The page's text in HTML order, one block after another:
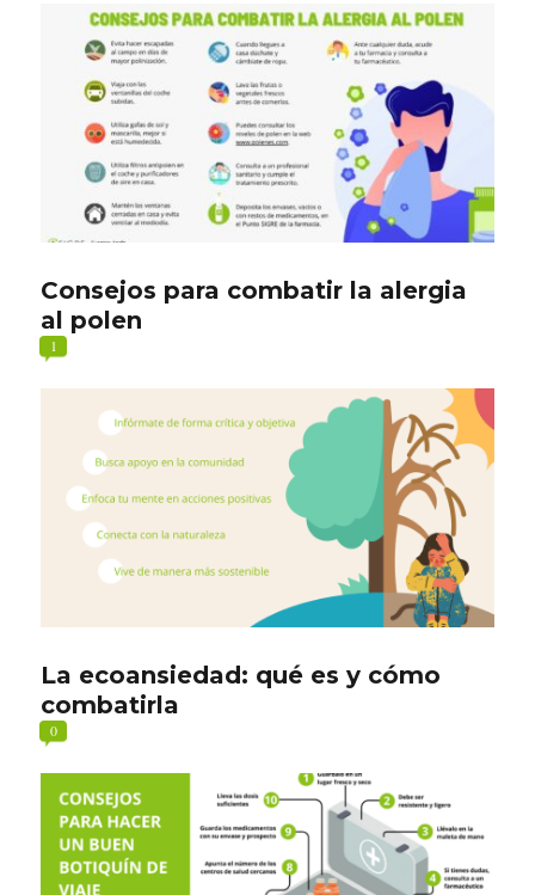
Consejos para combatir la alergia
al polen
1
La ecoansiedad: qué es y cómo
combatirla
0